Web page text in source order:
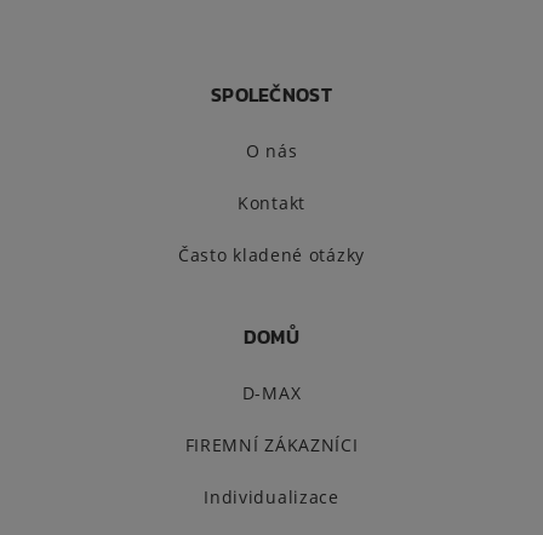
SPOLEČNOST
O nás
Kontakt
Často kladené otázky
DOMŮ
D-MAX
FIREMNÍ ZÁKAZNÍCI
Individualizace